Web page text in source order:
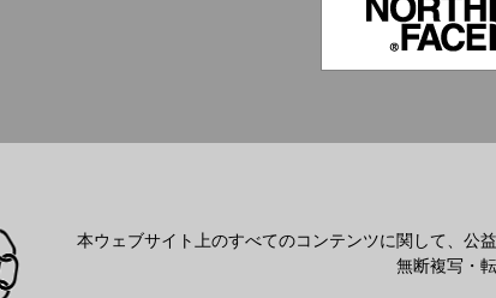
本ウェブサイト上のすべてのコンテンツに関して、公
無断複写・